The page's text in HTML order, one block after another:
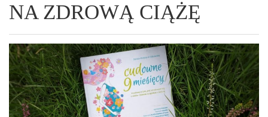
NA ZDROWĄ CIĄŻĘ